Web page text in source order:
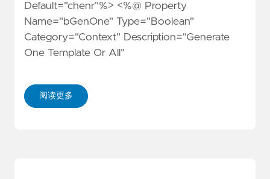
Default="chenr"%> <%@ Property
Name="bGenOne" Type="Boolean"
Category="Context" Description="Generate
One Template Or All"
阅读更多